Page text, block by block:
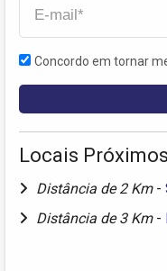
Concordo em tornar
Locais
Distância de 2 Km -
Distância de 3 Km -